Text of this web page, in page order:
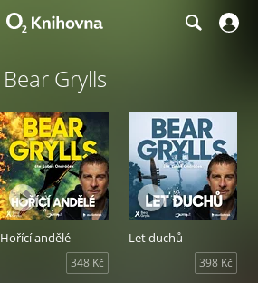
Bear Grylls
Hořící andělé
348 Kč
Let duchů
398 Kč